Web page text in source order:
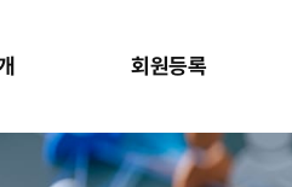
회원등록